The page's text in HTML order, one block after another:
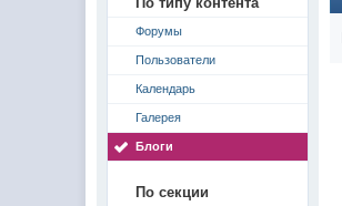
Форумы
Пользователи
Календарь
Галерея
Блоги
По секции